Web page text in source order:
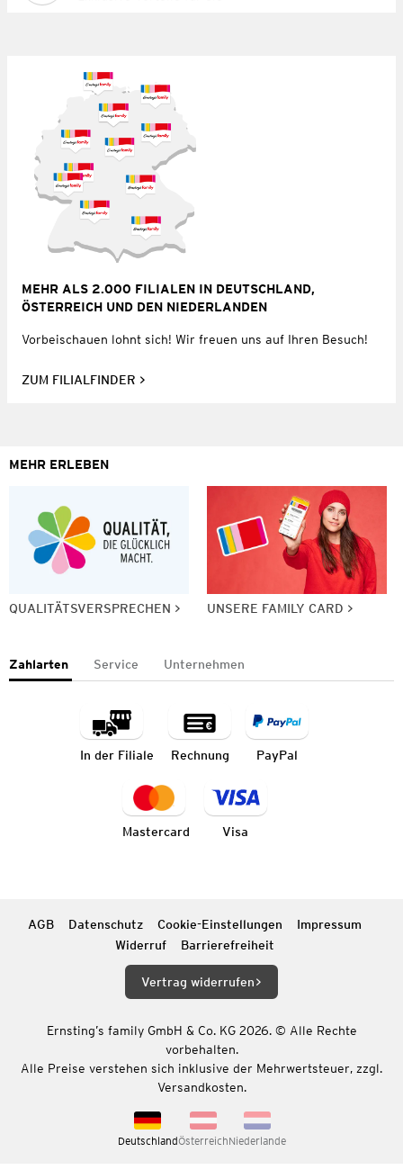
MEHR ALS 2.000 FILIALEN IN DEUTSCHLAND,
ÖSTERREICH UND DEN NIEDERLANDEN
Vorbeischauen lohnt sich! Wir freuen uns auf Ihren Besuch!
ZUM FILIALFINDER
MEHR ERLEBEN
QUALITÄTSVERSPRECHEN UNSERE FAMILY CARD
Zahlarten Service Unternehmen
In der Filiale Rechnung PayPal
Mastercard Visa
AGB Datenschutz Cookie-Einstellungen
Impressum
Widerruf
Barrierefreiheit
Vertrag widerrufen
Ernsting’s family GmbH & Co. KG 2026. © Alle Rechte
vorbehalten.
Alle Preise verstehen sich inklusive der Mehrwertsteuer, zzgl.
Versandkosten.
DeutschlandÖsterreichNiederlande